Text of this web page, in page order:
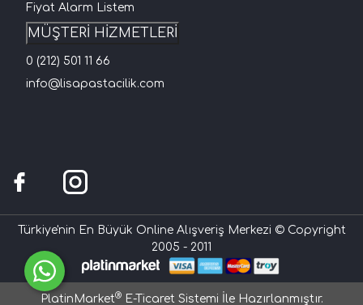
Fiyat Alarm Listem
MÜŞTERİ HİZMETLERİ
0 (212) 501 11 66
info@lisapastacilik.com
Türkiye'nin En Büyük Online Alışveriş Merkezi © Copyright
2005 - 2011
PlatinMarket®E-Ticaret Sistemi İle Hazırlanmıştır.